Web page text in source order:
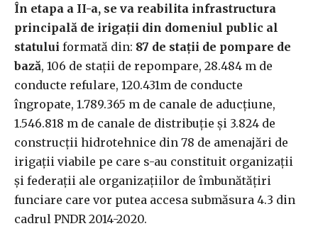
În etapa a II-a, se va reabilita infrastructura
principală de irigaţii din domeniul public al
statului formată din: 87 de staţii de pompare de
bază, 106 de staţii de repompare, 28.484 m de
conducte refulare, 120.431m de conducte
îngropate, 1.789.365 m de canale de aducţiune,
1.546.818 m de canale de distribuţie şi 3.824 de
construcţii hidrotehnice din 78 de amenajări de
irigaţii viabile pe care s-au constituit organizaţii
şi federaţii ale organizaţiilor de îmbunătăţiri
funciare care vor putea accesa submăsura 4.3 din
cadrul PNDR 2014-2020.